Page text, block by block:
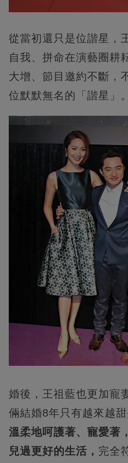
從當初還只是位諧星，
自我、拼命在演藝圈耕
大增、節目邀約不斷，
位默默無名的「諧星」。
婚後，王祖藍也更加寵
倆結婚8年只有越來越
溫柔地呵護著、寵愛著
兒過更好的生活， 完全